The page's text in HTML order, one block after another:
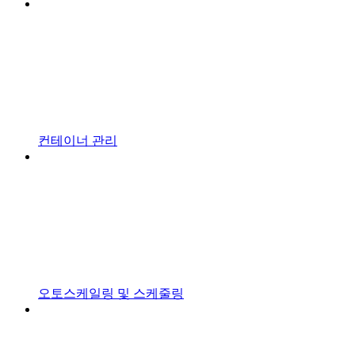
컨테이너 관리
오토스케일링 및 스케줄링